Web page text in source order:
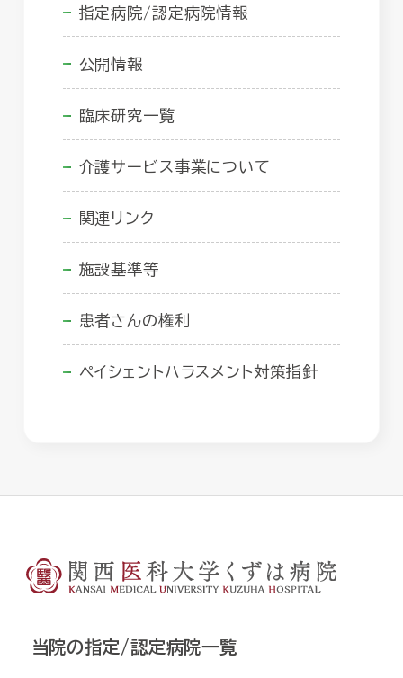
指定病院/認定病院情報
公開情報
臨床研究一覧
介護サービス事業について
関連リンク
施設基準等
患者さんの権利
ペイシェントハラスメント対策指針
当院の指定/認定病院一覧